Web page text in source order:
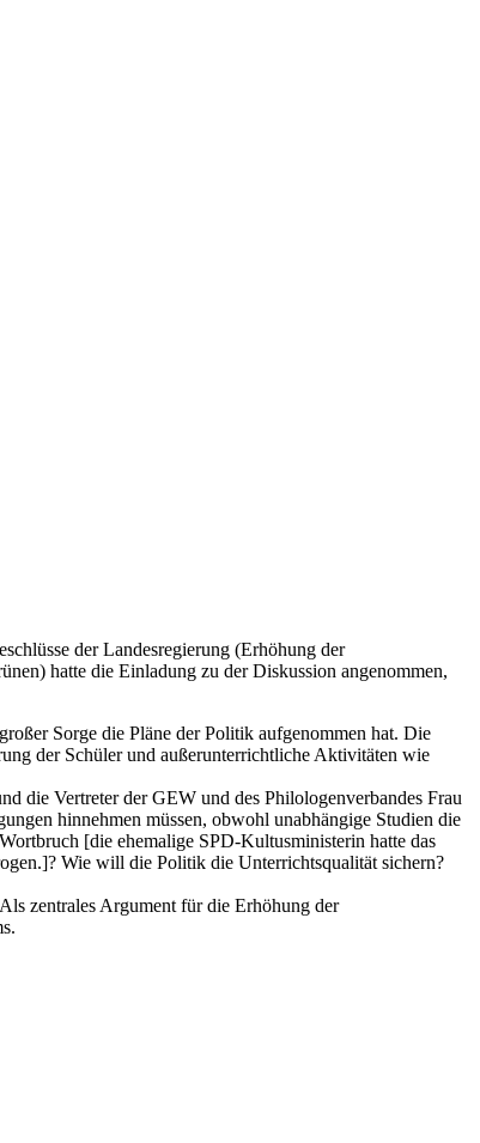
der Landesregierung (Erhöhung der
hatte die Einladung zu der Diskussion angenommen,
Sorge die Pläne der Politik aufgenommen hat. Die
der Schüler und außerunterrichtliche Aktivitäten wie
die Vertreter der GEW und des Philologenverbandes Frau
hinnehmen müssen, obwohl unabhängige Studien die
[die ehemalige SPD-Kultusministerin hatte das
Wie will die Politik die Unterrichtsqualität sichern?
zentrales Argument für die Erhöhung der